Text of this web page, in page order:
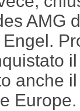
AMG
anche
Europe.